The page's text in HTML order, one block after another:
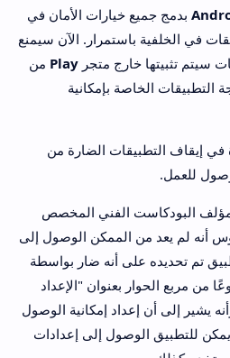
بدمج جميع خيارات الأمان في
في الخلفية باستمرار. الآن سيمنع
سيتم تثبيتها خارج متجر Play من
الخاصة بإمكانية
في إيقاف التطبيقات الضارة من
للعمل.
البودكاست الفني المخصص
أنه لم يعد من الممكن الوصول إلى
تم تحديده على أنه ضار بواسطة
من مربع الحوار بعنوان "الإعداد
يشير إلى أن إعداد إمكانية الوصول
للتطبيق الوصول إلى إعدادات